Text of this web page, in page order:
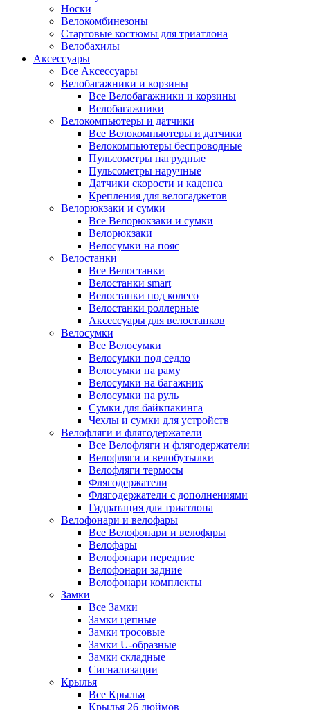
Носки
Велокомбинезоны
Стартовые костюмы для триатлона
Велобахилы
Аксессуары
Все Аксессуары
Велобагажники и корзины
Все Велобагажники и корзины
Велобагажники
Велокомпьютеры и датчики
Все Велокомпьютеры и датчики
Велокомпьютеры беспроводные
Пульсометры нагрудные
Пульсометры наручные
Датчики скорости и каденса
Крепления для велогаджетов
Велорюкзаки и сумки
Все Велорюкзаки и сумки
Велорюкзаки
Велосумки на пояс
Велостанки
Все Велостанки
Велостанки smart
Велостанки под колесо
Велостанки роллерные
Аксессуары для велостанков
Велосумки
Все Велосумки
Велосумки под седло
Велосумки на раму
Велосумки на багажник
Велосумки на руль
Сумки для байкпакинга
Чехлы и сумки для устройств
Велофляги и флягодержатели
Все Велофляги и флягодержатели
Велофляги и велобутылки
Велофляги термосы
Флягодержатели
Флягодержатели с дополнениями
Гидратация для триатлона
Велофонари и велофары
Все Велофонари и велофары
Велофары
Велофонари передние
Велофонари задние
Велофонари комплекты
Замки
Все Замки
Замки цепные
Замки тросовые
Замки U-образные
Замки складные
Сигнализации
Крылья
Все Крылья
Крылья 26 дюймов